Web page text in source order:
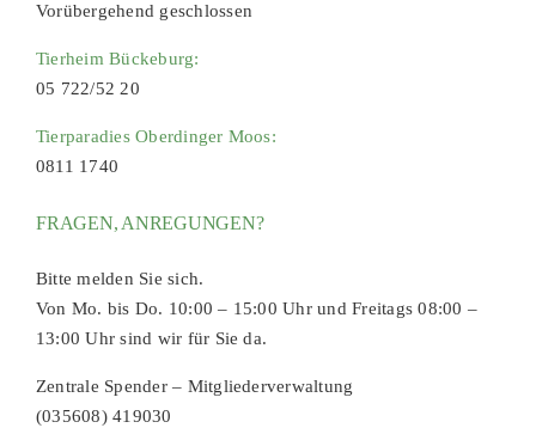
Vorübergehend geschlossen
Tierheim Bückeburg:
05 722/52 20
Tierparadies Oberdinger Moos:
0811 1740
FRAGEN, ANREGUNGEN?
Bitte melden Sie sich.
Von Mo. bis Do. 10:00 – 15:00 Uhr und Freitags 08:00 –
13:00 Uhr sind wir für Sie da.
Zentrale Spender – Mitgliederverwaltung
(035608) 419030